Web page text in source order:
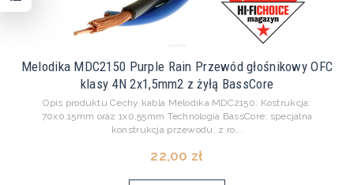
Melodika MDC2150 Purple Rain Przewód głośnikowy OFC
klasy 4N 2x1,5mm2 z żyłą BassCore
Opis produktu Cechy kabla Melodika MDC2150: Kostrukcja:
70x0,15mm oraz 1x0,55mm Technologia BassCore: specjalna
konstrukcja przewodu, z ro...
22,00 zł